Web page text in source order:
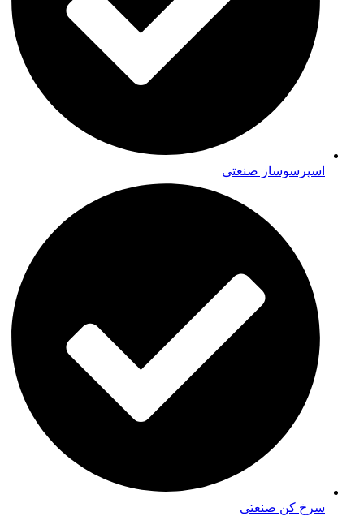
اسپرسوساز صنعتی
سرخ کن صنعتی